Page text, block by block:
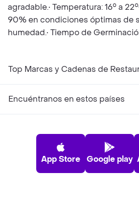
agradable.• Temperatura: 16° a
90% en condiciones óptimas de
humedad.• Tiempo de
Top Marcas y Cadenas de
Encuéntranos en estos países
App Store Google play